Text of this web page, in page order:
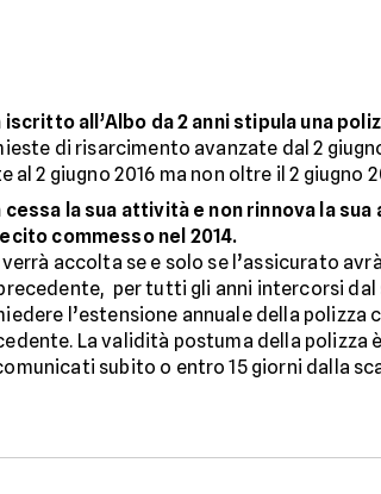
iscritto all’Albo da 2 anni stipula una
di risarcimento avanzate dal 2
2 giugno 2016 ma non oltre il 2 giugno
cessa la sua attività e non rinnova la
commesso nel 2014.
accolta se e solo se l’assicurato
per tutti gli anni intercorsi
l’estensione annuale della
La validità postuma della polizza
subito o entro 15 giorni dalla